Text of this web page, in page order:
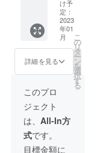
おりま
せんの
で、ご
了承く
ださ
い。 ※
購入後5
CANPFI
メッ
セージ
機能よ
り確認
メッ
体かも
合わせ
てご記
入くだ
さい。
※修正は
原則行
た、名
刺デザ
インの
作成
や、入
稿デー
タの作
を、1つ
だけご
記入く
ださ
い。 ※
ニック
ネーム
やハン
ドル
ネーム
でも
可。 ※
旧字体
が含ま
れる場
け予
定：
2023
年01
月
詳細を見る
こ
の
リ
タ
ー
ン
を
選
択
す
る
このプロ
ジェクト
は、 All-In方
式です。
目標金額に